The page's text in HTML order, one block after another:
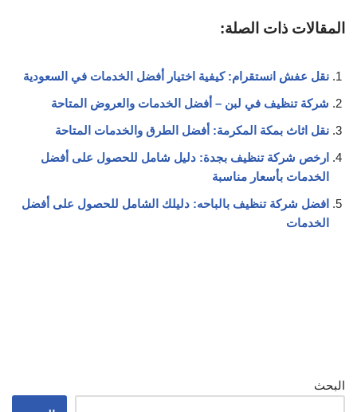
المقالات ذات الصلة:
نقل عفش انستقرام: كيفية اختيار أفضل الخدمات في السعودية
شركة تنظيف في لبن – أفضل الخدمات والعروض المتاحة
نقل اثاث بمكة المكرمة: أفضل الطرق والخدمات المتاحة
ارخص شركة تنظيف بجدة: دليل شامل للحصول على أفضل
الخدمات بأسعار مناسبة
افضل شركة تنظيف بالباحه: دليلك الشامل للحصول على أفضل
الخدمات
البحث